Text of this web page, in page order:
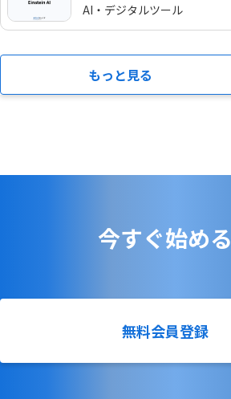
AI・デジタルツール
もっと見る
今すぐ始める
無料会員登録